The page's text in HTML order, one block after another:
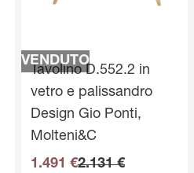
VENDUTO
Tavolino D.552.2 in
vetro e palissandro
Design Gio Ponti,
Molteni&C
1.491 €2.131 €